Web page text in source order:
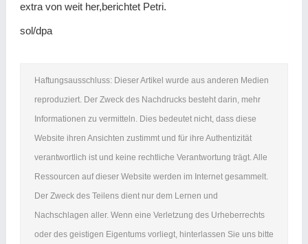
extra von weit her,berichtet Petri.
sol/dpa
Haftungsausschluss: Dieser Artikel wurde aus anderen Medien
reproduziert. Der Zweck des Nachdrucks besteht darin, mehr
Informationen zu vermitteln. Dies bedeutet nicht, dass diese
Website ihren Ansichten zustimmt und für ihre Authentizität
verantwortlich ist und keine rechtliche Verantwortung trägt. Alle
Ressourcen auf dieser Website werden im Internet gesammelt.
Der Zweck des Teilens dient nur dem Lernen und
Nachschlagen aller. Wenn eine Verletzung des Urheberrechts
oder des geistigen Eigentums vorliegt, hinterlassen Sie uns bitte